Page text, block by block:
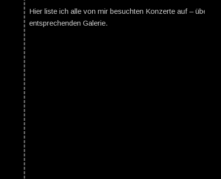
Hier liste ich alle von mir besuchten Konzerte auf – über
entsprechenden Galerie.